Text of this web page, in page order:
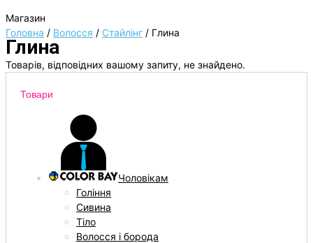
Магазин
Головна / Волосся / Стайлінг / Глина
Глина
Товарів, відповідних вашому запиту, не знайдено.
Товари
Чоловікам
Гоління
Сивина
Тіло
Волосся і борода